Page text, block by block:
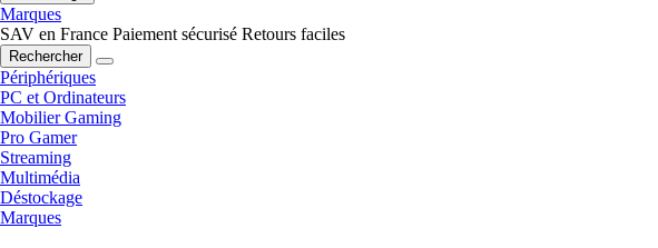
Marques
SAV en France Paiement sécurisé Retours faciles
Rechercher
Périphériques
PC et Ordinateurs
Mobilier Gaming
Pro Gamer
Streaming
Multimédia
Déstockage
Marques